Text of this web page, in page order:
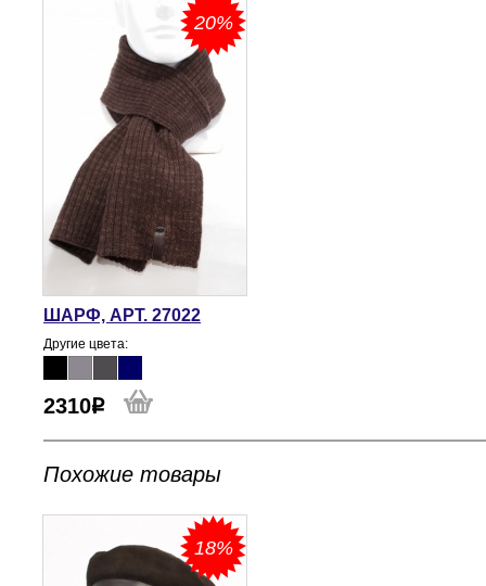
20%
ШАРФ, АРТ. 27022
Другие цвета:
2310
Похожие товары
18%